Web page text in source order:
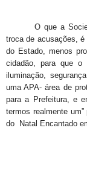
O que a
troca de acusações,
do Estado, menos
cidadão, para que o
iluminação,
uma APA- área de
para a Prefeitura, e
termos realmente
do Natal Encantado